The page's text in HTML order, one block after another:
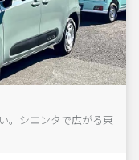
。シエンタで広がる東